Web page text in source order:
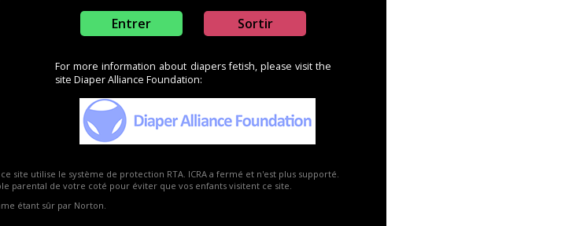
Entrer Sortir
For more information about diapers fetish, please visit the
site Diaper Alliance Foundation:
site utilise le système de protection RTA. ICRA a fermé et n'est plus supporté.
parental de votre coté pour éviter que vos enfants visitent ce site.
étant sûr par Norton.